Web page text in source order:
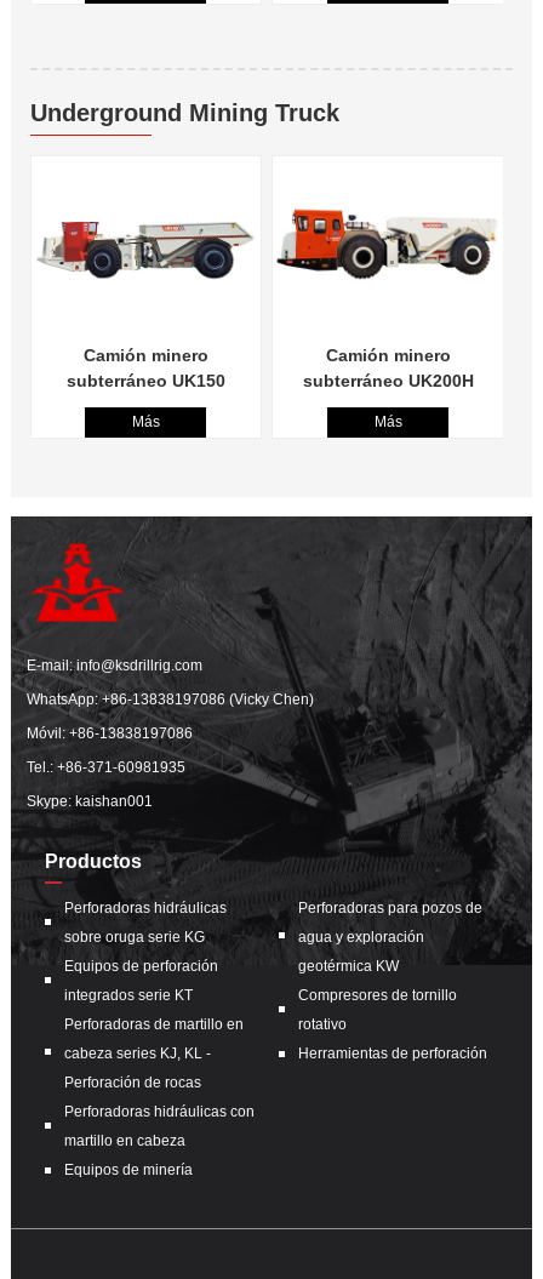
Underground Mining Truck
Camión minero
subterráneo UK150
Más
Camión minero
subterráneo UK200H
Más
E-mail:info@ksdrillrig.com
WhatsApp:+86-13838197086 (Vicky Chen)
Móvil:+86-13838197086
Tel.:+86-371-60981935
Skype: kaishan001
Productos
Perforadoras hidráulicas
sobre oruga serie KG
Equipos de perforación
integrados serie KT
Perforadoras de martillo en
cabeza series KJ, KL -
Perforación de rocas
Perforadoras hidráulicas con
martillo en cabeza
Equipos de minería
Perforadoras para pozos de
agua y exploración
geotérmica KW
Compresores de tornillo
rotativo
Herramientas de perforación